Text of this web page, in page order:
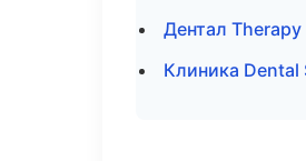
Дентал
Клиника Dental